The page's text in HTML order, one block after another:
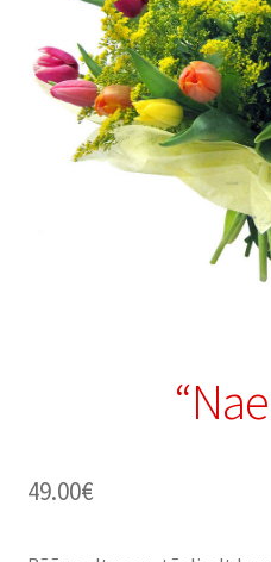
49.00€